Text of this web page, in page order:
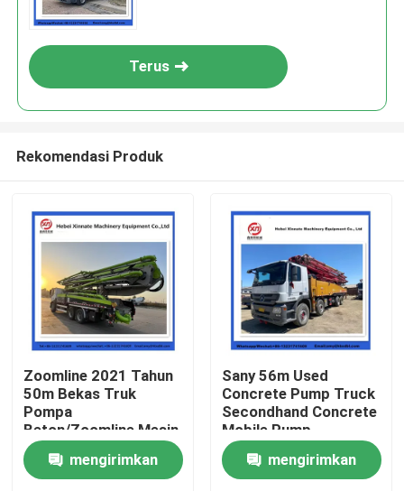
Rumah
Produk
Video
Terus
Rekomendasi Produk
Zoomline 2021 Tahun
50m Bekas Truk
Pompa
Beton/Zoomline Mesin
Truk Pencampur
Tangan Kedua
mengirimkan
Sany 56m Used
Concrete Pump Truck
Secondhand Concrete
Mobile Pump
mengirimkan